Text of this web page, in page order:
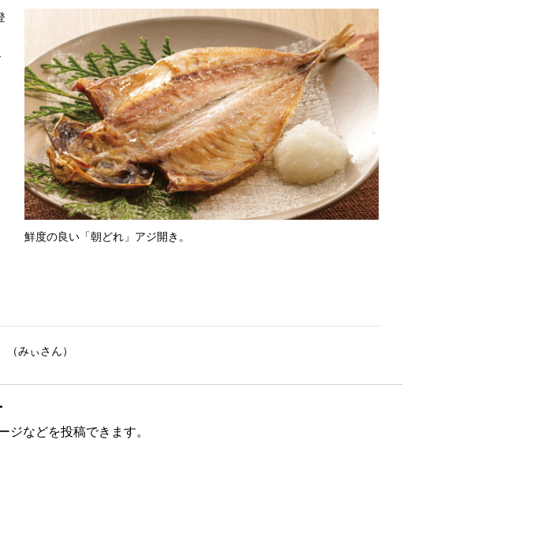
鮮度の良い「朝どれ」アジ開き。
みぃさん）
ジなどを投稿できます。